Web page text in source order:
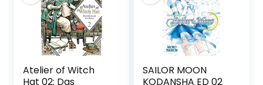
Atelier of Witch
Hat 02: Das
SAILOR MOON
KODANSHA ED 02